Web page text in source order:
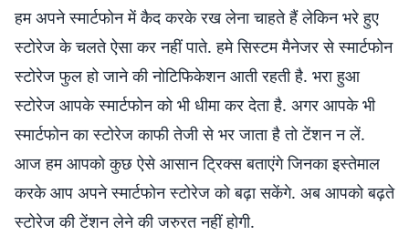
हम अपने स्मार्टफोन में कैद करके रख लेना चाहते हैं लेकिन भरे हुए
स्टोरेज के चलते ऐसा कर नहीं पाते. हमे सिस्टम मैनेजर से स्मार्टफोन
स्टोरेज फुल हो जाने की नोटिफिकेशन आती रहती है. भरा हुआ
स्टोरेज आपके स्मार्टफोन को भी धीमा कर देता है. अगर आपके भी
स्मार्टफोन का स्टोरेज काफी तेजी से भर जाता है तो टेंशन न लें.
आज हम आपको कुछ ऐसे आसान ट्रिक्स बताएंगे जिनका इस्तेमाल
करके आप अपने स्मार्टफोन स्टोरेज को बढ़ा सकेंगे. अब आपको बढ़ते
स्टोरेज की टेंशन लेने की जरुरत नहीं होगी.